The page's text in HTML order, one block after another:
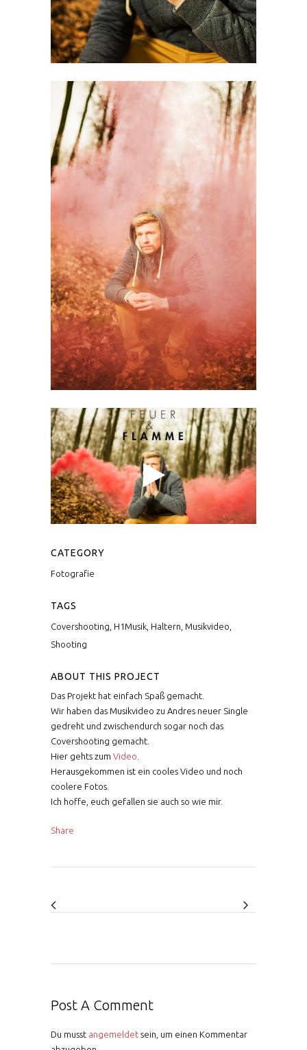
CATEGORY
Fotografie
TAGS
Covershooting, H1Musik, Haltern, Musikvideo,
Shooting
ABOUT THIS PROJECT
Das Projekt hat einfach Spaß gemacht.
Wir haben das Musikvideo zu Andres neuer Single
gedreht und zwischendurch sogar noch das
Covershooting gemacht.
Hier gehts zum Video
Herausgekommen ist ein cooles Video und noch
coolere Fotos.
Ich hoffe, euch gefallen sie auch so wie mir.
Share
Post A Comment
Du musst angemeldet sein, um einen Kommentar